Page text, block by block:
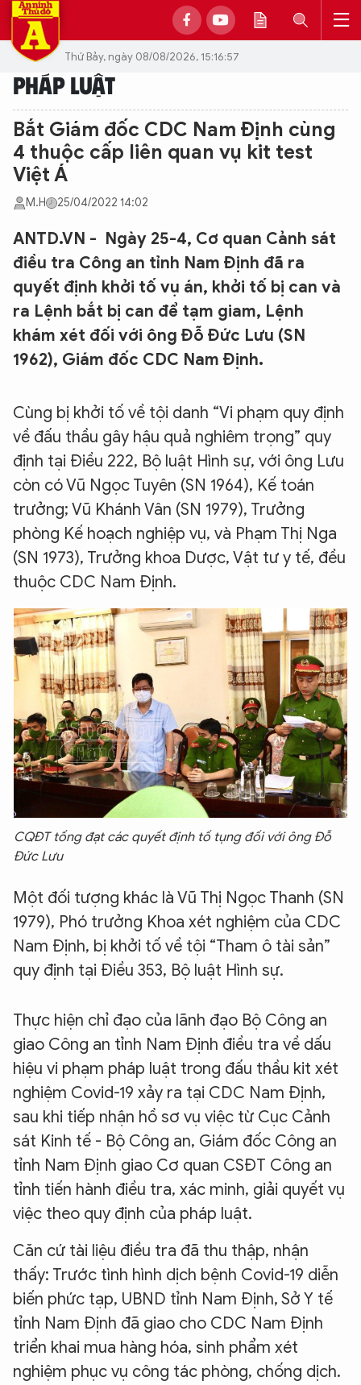
Thứ Bảy, ngày 08/08/2026, 15:16:57
PHÁP LUẬT
Bắt Giám đốc CDC Nam Định cùng
4 thuộc cấp liên quan vụ kit test
Việt Á
M.H 25/04/2022 14:02
ANTD.VN - Ngày 25-4, Cơ quan Cảnh sát
điều tra Công an tỉnh Nam Định đã ra
quyết định khởi tố vụ án, khởi tố bị can và
ra Lệnh bắt bị can để tạm giam, Lệnh
khám xét đối với ông Đỗ Đức Lưu (SN
1962), Giám đốc CDC Nam Định.
Cùng bị khởi tố về tội danh “Vi phạm quy định
về đấu thầu gây hậu quả nghiêm trọng” quy
định tại Điều 222, Bộ luật Hình sự, với ông Lưu
còn có Vũ Ngọc Tuyên (SN 1964), Kế toán
trưởng; Vũ Khánh Vân (SN 1979), Trưởng
phòng Kế hoạch nghiệp vụ, và Phạm Thị Nga
(SN 1973), Trưởng khoa Dược, Vật tư y tế, đều
thuộc CDC Nam Định.
CQĐT tống đạt các quyết định tố tụng đối với ông Đỗ
Đức Lưu
Một đối tượng khác là Vũ Thị Ngọc Thanh (SN
1979), Phó trưởng Khoa xét nghiệm của CDC
Nam Định, bị khởi tố về tội “Tham ô tài sản”
quy định tại Điều 353, Bộ luật Hình sự.
Thực hiện chỉ đạo của lãnh đạo Bộ Công an
giao Công an tỉnh Nam Định điều tra về dấu
hiệu vi phạm pháp luật trong đấu thầu kit xét
nghiệm Covid-19 xảy ra tại CDC Nam Định,
sau khi tiếp nhận hồ sơ vụ việc từ Cục Cảnh
sát Kinh tế - Bộ Công an, Giám đốc Công an
tỉnh Nam Định giao Cơ quan CSĐT Công an
tỉnh tiến hành điều tra, xác minh, giải quyết vụ
việc theo quy định của pháp luật.
Căn cứ tài liệu điều tra đã thu thập, nhận
thấy: Trước tình hình dịch bệnh Covid-19 diễn
biến phức tạp, UBND tỉnh Nam Định, Sở Y tế
tỉnh Nam Định đã giao cho CDC Nam Định
triển khai mua hàng hóa, sinh phẩm xét
nghiệm phục vụ công tác phòng, chống dịch.